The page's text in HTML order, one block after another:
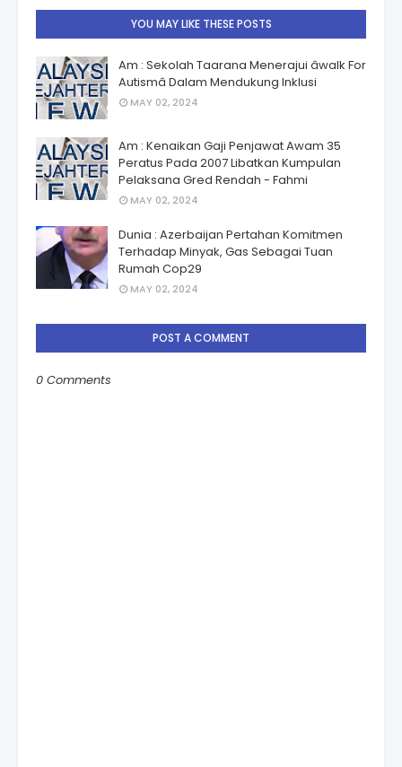
YOU MAY LIKE THESE POSTS
Am : Sekolah Taarana Menerajui âwalk For
Autismâ Dalam Mendukung Inklusi
MAY 02, 2024
Am : Kenaikan Gaji Penjawat Awam 35
Peratus Pada 2007 Libatkan Kumpulan
Pelaksana Gred Rendah - Fahmi
MAY 02, 2024
Dunia : Azerbaijan Pertahan Komitmen
Terhadap Minyak, Gas Sebagai Tuan
Rumah Cop29
MAY 02, 2024
POST A COMMENT
0 Comments